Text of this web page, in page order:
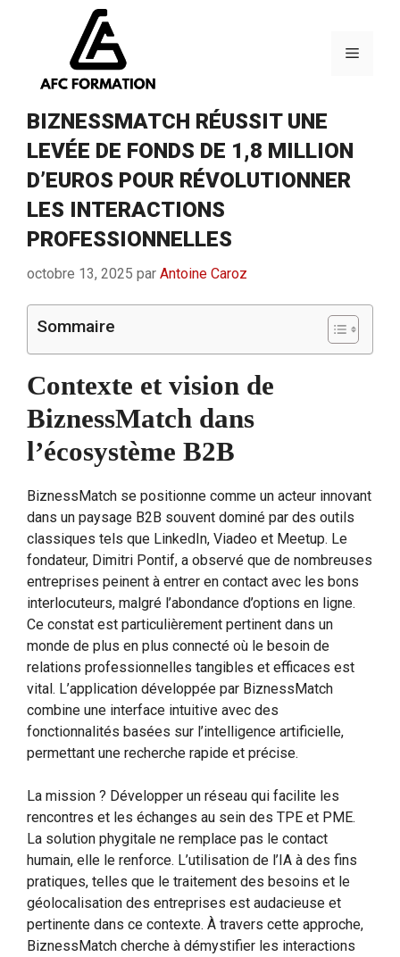
Menu
BIZNESSMATCH RÉUSSIT UNE
LEVÉE DE FONDS DE 1,8 MILLION
D’EUROS POUR RÉVOLUTIONNER
LES INTERACTIONS
PROFESSIONNELLES
octobre 13, 2025 par Antoine Caroz
Sommaire
Contexte et vision de
BiznessMatch dans
l’écosystème B2B
BiznessMatch se positionne comme un acteur innovant
dans un paysage B2B souvent dominé par des outils
classiques tels que LinkedIn, Viadeo et Meetup. Le
fondateur, Dimitri Pontif, a observé que de nombreuses
entreprises peinent à entrer en contact avec les bons
interlocuteurs, malgré l’abondance d’options en ligne.
Ce constat est particulièrement pertinent dans un
monde de plus en plus connecté où le besoin de
relations professionnelles tangibles et efficaces est
vital. L’application développée par BiznessMatch
combine une interface intuitive avec des
fonctionnalités basées sur l’intelligence artificielle,
permettant une recherche rapide et précise.
La mission ? Développer un réseau qui facilite les
rencontres et les échanges au sein des TPE et PME.
La solution phygitale ne remplace pas le contact
humain, elle le renforce. L’utilisation de l’IA à des fins
pratiques, telles que le traitement des besoins et le
géolocalisation des entreprises est audacieuse et
pertinente dans ce contexte. À travers cette approche,
BiznessMatch cherche à démystifier les interactions